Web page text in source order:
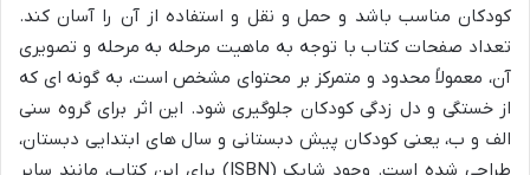
کودکان مناسب باشد و حمل و نقل و استفاده از آن را آسان کند.
تعداد صفحات کتاب با توجه به ماهیت مرحله به مرحله و تصویری
آن، معمولاً محدود و متمرکز بر محتوای مشخص است، به گونه ای که
از خستگی و دل زدگی کودکان جلوگیری شود. این اثر برای گروه سنی
الف و ب، یعنی کودکان پیش دبستانی و سال های ابتدایی دبستان،